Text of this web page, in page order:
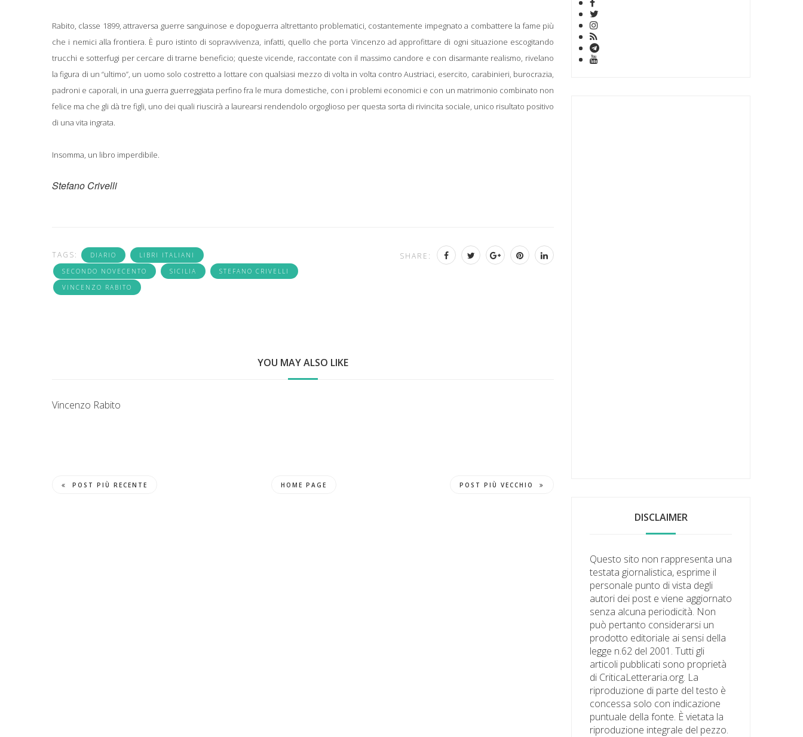
Rabito, classe 1899, attraversa guerre sanguinose e dopoguerra altrettanto problematici, costantemente impegnato a combattere la fame più
che i nemici alla frontiera. È puro istinto di sopravvivenza, infatti, quello che porta Vincenzo ad approfittare di ogni situazione escogitando
trucchi e sotterfugi per cercare di trarne beneficio; queste vicende, raccontate con il massimo candore e con disarmante realismo, rivelano
la figura di un “ultimo”, un uomo solo costretto a lottare con qualsiasi mezzo di volta in volta contro Austriaci, esercito, carabinieri, burocrazia,
padroni e caporali, in una guerra guerreggiata perfino fra le mura domestiche, con i problemi economici e con un matrimonio combinato non
felice ma che gli dà tre figli, uno dei quali riuscirà a laurearsi rendendolo orgoglioso per questa sorta di rivincita sociale, unico risultato positivo
di una vita ingrata.
Insomma, un libro imperdibile.
Stefano Crivelli
TAGS: DIARIO
LIBRI ITALIANI
SECONDO NOVECENTO
SICILIA
STEFANO CRIVELLI
VINCENZO RABITO
SHARE:
YOU MAY ALSO LIKE
Vincenzo Rabito
POST PIÙ RECENTE HOME PAGE POST PIÙ VECCHIO
DISCLAIMER
Questo sito non rappresenta una
testata giornalistica, esprime il
personale punto di vista degli
autori dei post e viene aggiornato
senza alcuna periodicità. Non
può pertanto considerarsi un
prodotto editoriale ai sensi della
legge n.62 del 2001. Tutti gli
articoli pubblicati sono proprietà
di CriticaLetteraria.org. La
riproduzione di parte del testo è
concessa solo con indicazione
puntuale della fonte. È vietata la
riproduzione integrale del pezzo.